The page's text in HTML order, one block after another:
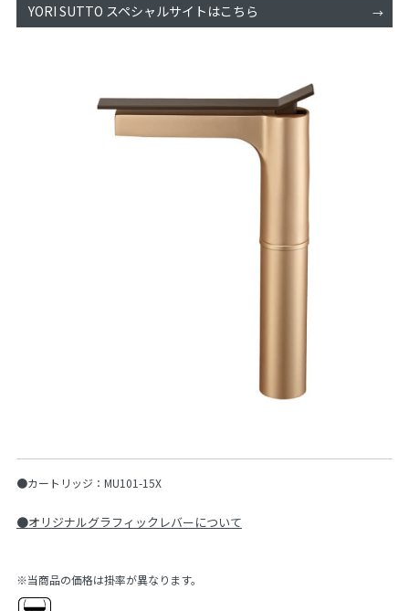
YORI SUTTO スペシャルサイトはこちら
●カートリッジ：MU101-15X
●オリジナルグラフィックレバーについて
※当商品の価格は掛率が異なります。